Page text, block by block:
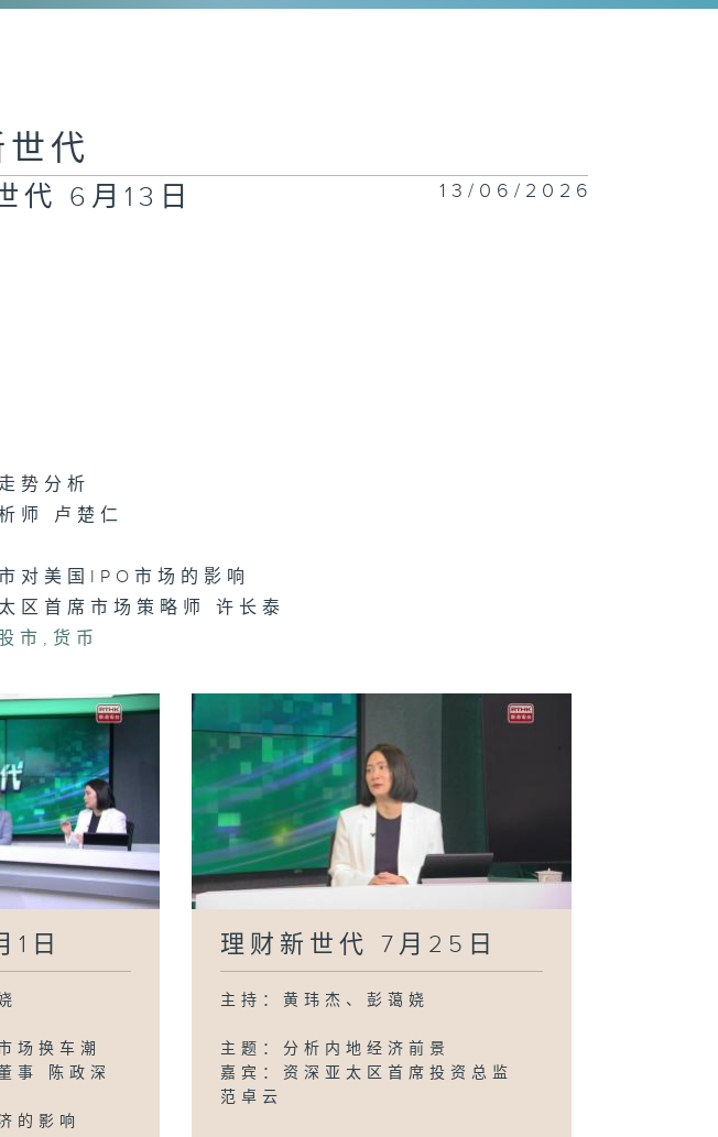
18日
理财新世代 5月
30日
理财新世代 5月
代
代 6月13日 13/06/2026
势分析
师 卢楚仁
对美国IPO市场的影响
区首席市场策略师 许长泰
市 , 货币
1日
场换车潮
事 陈政深
的影响
理财新世代 7月25日
主持：黄玮杰、彭蔼娆
主题：分析内地经济前景
嘉宾：资深亚太区首席投资总监
范卓云